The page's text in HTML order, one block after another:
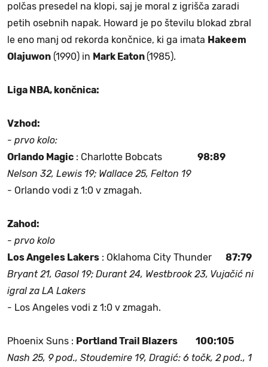
polčas presedel na klopi, saj je moral z igrišča zaradi
petih osebnih napak. Howard je po številu blokad zbral
le eno manj od rekorda končnice, ki ga imata Hakeem
Olajuwon (1990) in Mark Eaton (1985).
Liga NBA, končnica:
Vzhod:
- prvo kolo:
Orlando Magic : Charlotte Bobcats
98:89
Nelson 32, Lewis 19; Wallace 25, Felton 19
- Orlando vodi z 1:0 v zmagah.
Zahod:
- prvo kolo
Los Angeles Lakers : Oklahoma City Thunder
87:79
Bryant 21, Gasol 19; Durant 24, Westbrook 23, Vujačić ni
igral za LA Lakers
- Los Angeles vodi z 1:0 v zmagah.
Phoenix Suns : Portland Trail Blazers 100:105
Nash 25, 9 pod., Stoudemire 19, Dragić: 6 točk, 2 pod., 1